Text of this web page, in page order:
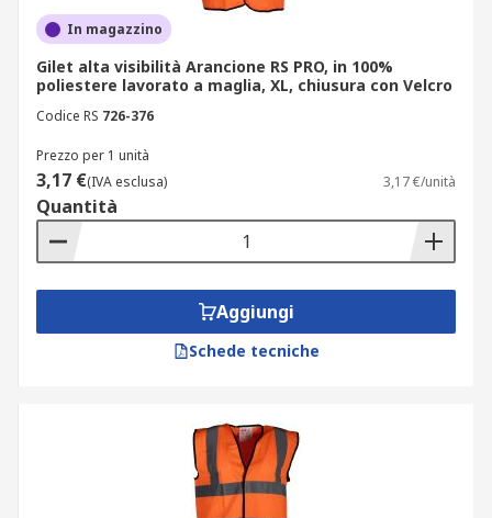
In magazzino
Gilet alta visibilità Arancione RS PRO, in 100%
poliestere lavorato a maglia, XL, chiusura con Velcro
Codice RS 726-376
Prezzo per 1 unità
3,17 €(IVA esclusa) 3,17 €/unità
Quantità
Aggiungi
Schede tecniche